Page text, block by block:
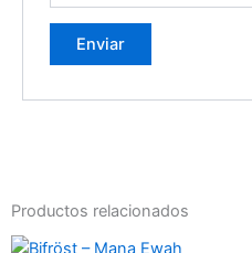
Productos relacionados